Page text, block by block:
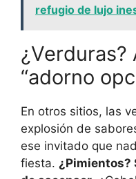
refugio de lujo
¿Verduras?
“adorno
En otros sitios, las
explosión de
ese invitado que
fiesta. ¿Pimientos?